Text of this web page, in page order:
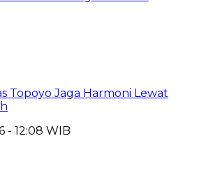
Topoyo Jaga Harmoni Lewat
- 12:08 WIB